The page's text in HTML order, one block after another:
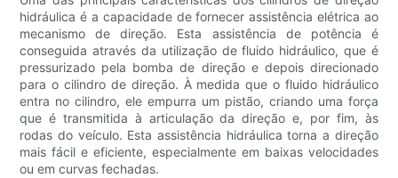
hidráulica é a capacidade de fornecer assistência elétrica ao
mecanismo de direção. Esta assistência de potência é
conseguida através da utilização de fluido hidráulico, que é
pressurizado pela bomba de direção e depois direcionado
para o cilindro de direção. À medida que o fluido hidráulico
entra no cilindro, ele empurra um pistão, criando uma força
que é transmitida à articulação da direção e, por fim, às
rodas do veículo. Esta assistência hidráulica torna a direção
mais fácil e eficiente, especialmente em baixas velocidades
ou em curvas fechadas.